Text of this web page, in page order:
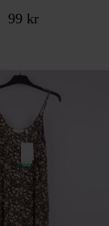
99 kr